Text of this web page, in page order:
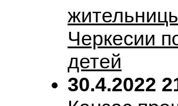
Черкесии
детей
30.4.2022